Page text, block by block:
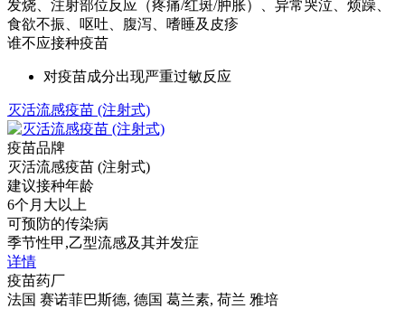
发烧、注射部位反应（疼痛/红斑/肿胀）、异常哭泣、烦躁、
食欲不振、呕吐、腹泻、嗜睡及皮疹
谁不应接种疫苗
对疫苗成分出现严重过敏反应
灭活流感疫苗 (注射式)
疫苗品牌
灭活流感疫苗 (注射式)
建议接种年龄
6个月大以上
可预防的传染病
季节性甲,乙型流感及其并发症
详情
疫苗药厂
法国 赛诺菲巴斯德, 德国 葛兰素, 荷兰 雅培